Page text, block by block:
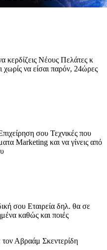
κερδίζεις Νέους Πελάτες κ
χωρίς να είσαι παρόν, 24ώρες
σου Τεχνικές που
Marketing και να γίνεις από
σου Εταιρεία δηλ. θα σε
καθώς και ποιές
Αβραάμ Σκεντερίδη